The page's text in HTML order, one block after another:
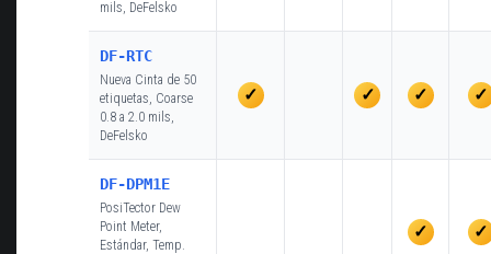
mils, DeFelsko
DF-RTC
Nueva Cinta de 50
etiquetas, Coarse
0.8 a 2.0 mils,
DeFelsko
✓ ✓ ✓ ✓
DF-DPM1E
PosiTector Dew
Point Meter,
Estándar, Temp.
✓ ✓